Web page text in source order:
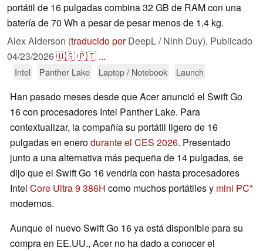
portátil de 16 pulgadas combina 32 GB de RAM con una
batería de 70 Wh a pesar de pesar menos de 1,4 kg.
Alex Alderson (traducido porDeepL / Ninh Duy), Publicado
04/23/2026🇺🇸🇵🇹 ...
Intel Panther Lake Laptop / Notebook Launch
Han pasado meses desde que Acer anunció el Swift Go
16 con procesadores Intel Panther Lake. Para
contextualizar, la compañía su portátil ligero de 16
pulgadas en enerodurante el CES 2026. Presentado
junto a una alternativa más pequeña de 14 pulgadas, se
dijo que el Swift Go 16 vendría con hasta procesadores
Intel Core Ultra 9 386H como muchos portátiles y mini PC
modernos.
Aunque el nuevo Swift Go 16 ya está disponible para su
compra en EE.UU., Acer no ha dado a conocer el